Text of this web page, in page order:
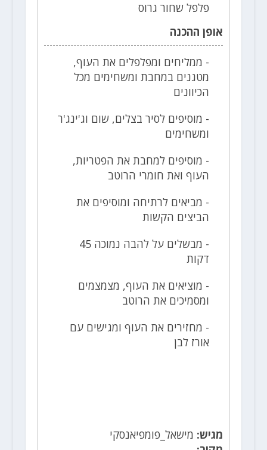
פלפל שחור גרוס
אופן ההכנה
- ממליחים ומפלפלים את העוף,
מטגנים במחבת ומשחימים מכל
הכיוונים
- מוסיפים לסיר בצלים, שום וג'ינג'ר
ומשחימים
- מוסיפים למחבת את הפטריות,
העוף ואת חומרי הרוטב
- מביאים לרתיחה ומוסיפים את
הביצים הקשות
- מבשלים על להבה נמוכה 45
דקות
- מוציאים את העוף, מצמצמים
ומסמיכים את הרוטב
- מחזירים את העוף ומגישים עם
אורז לבן
מגיש: מישאל_פומפיאנסקי